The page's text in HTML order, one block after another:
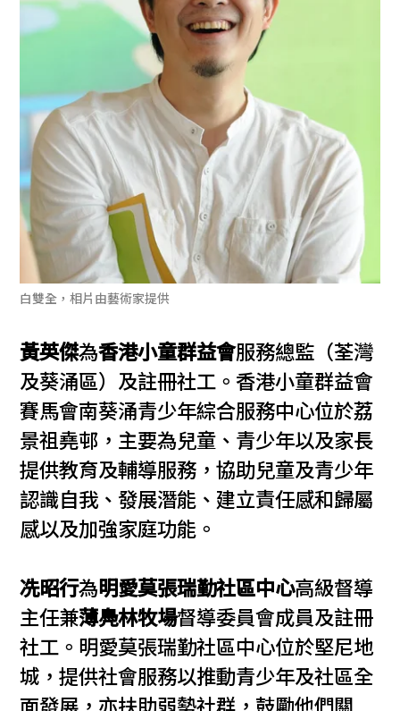
白雙全，相片由藝術家提供
黃英傑為香港小童群益會服務總監（荃灣
及葵涌區）及註冊社工。香港小童群益會
賽馬會南葵涌青少年綜合服務中心位於荔
景祖堯邨，主要為兒童、青少年以及家長
提供教育及輔導服務，協助兒童及青少年
認識自我、發展潛能、建立責任感和歸屬
感以及加強家庭功能。
冼昭行為明愛莫張瑞勤社區中心高級督導
主任兼薄鳧林牧場督導委員會成員及註冊
社工。明愛莫張瑞勤社區中心位於堅尼地
城，提供社會服務以推動青少年及社區全